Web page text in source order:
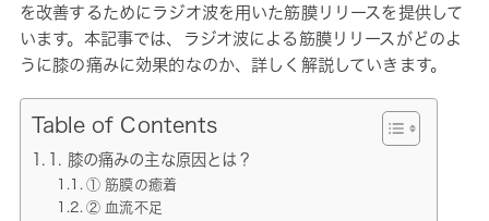
を改善するためにラジオ波を用いた筋膜リリースを提供して
います。本記事では、ラジオ波による筋膜リリースがどのよ
うに膝の痛みに効果的なのか、詳しく解説していきます。
Table of Contents
1. 膝の痛みの主な原因とは？
① 筋膜の癒着
② 血流不足